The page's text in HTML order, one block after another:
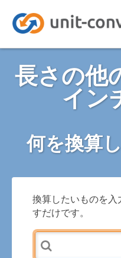
長さの他
イン
何を換算
換算したいものを
すだけです。